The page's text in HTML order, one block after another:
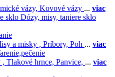
vázy, Kovové vázy ... viac
Dózy, misy, taniere sklo
a misky , Príbory, Poh ... viac
, Tlakové hrnce, Panvice, ... viac